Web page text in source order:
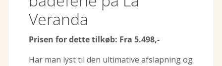
Veranda
Prisen for dette tilkøb: Fra 5.498,-
Har man lyst til den ultimative afslapning og